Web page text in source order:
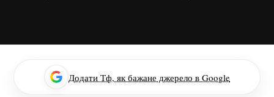
Додати Тф, як бажане джерело в Google